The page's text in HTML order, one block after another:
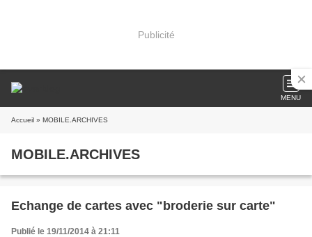
Publicité
MENU
Accueil » MOBILE.ARCHIVES
MOBILE.ARCHIVES
Echange de cartes avec "broderie sur carte"
Publié le 19/11/2014 à 21:11